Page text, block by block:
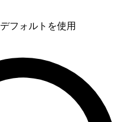
デフォルトを使用